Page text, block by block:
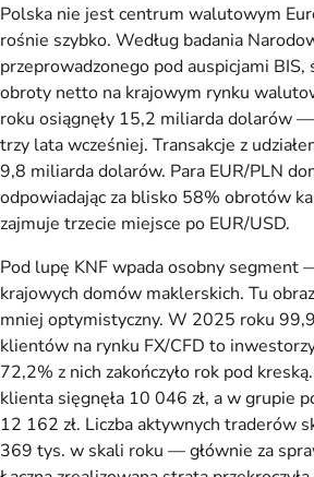
Polska nie jest centrum walutowym
rośnie szybko. Według badania
przeprowadzonego pod auspicjami BIS,
obroty netto na krajowym rynku
roku osiągnęły 15,2 miliarda dolarów
trzy lata wcześniej. Transakcje z
9,8 miliarda dolarów. Para EUR/PLN
odpowiadając za blisko 58% obrotów
zajmuje trzecie miejsce po EUR/USD.
Pod lupę KNF wpada osobny segment
krajowych domów maklerskich. Tu
mniej optymistyczny. W 2025 roku
klientów na rynku FX/CFD to
72,2% z nich zakończyło rok pod
klienta sięgnęła 10 046 zł, a w grupie
12 162 zł. Liczba aktywnych traderów
369 tys. w skali roku — głównie za